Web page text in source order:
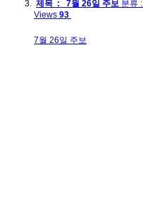
제목 : 7월 26일 주보 분류 :
Views 93
7월 26일 주보